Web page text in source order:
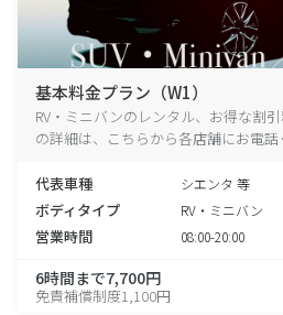
基本料金プラン（W1）
RV・ミニバンのレンタル、お得な割
の詳細は、こちらから各店舗にお電話
代表車種 シエンタ 等
ボディタイプ RV・ミニバン
営業時間 08:00-20:00
6時間まで7,700円
免責補償制度1,100円